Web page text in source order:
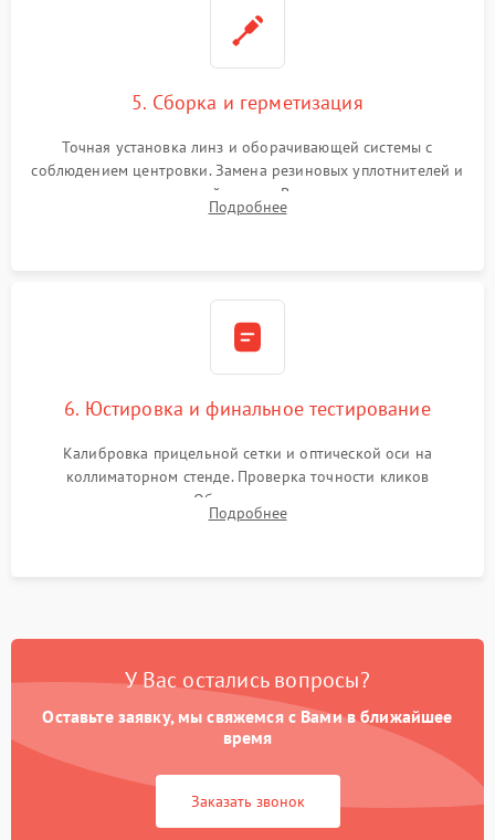
5. Сборка и герметизация
Точная установка линз и оборачивающей системы с
соблюдением центровки. Замена резиновых уплотнителей и
нанесение влагозащитной смазки. Вакуумирование корпуса
и заполнение его осушенным азотом или аргоном для
Подробнее
6. Юстировка и финальное тестирование
Калибровка прицельной сетки и оптической оси на
коллиматорном стенде. Проверка точности кликов
механизма поправок. Обязательное испытание прицела на
ударном стенде для проверки устойчивости к отдаче и
Подробнее
У Вас остались вопросы?
Оставьте заявку, мы свяжемся с Вами в ближайшее
время
Заказать звонок